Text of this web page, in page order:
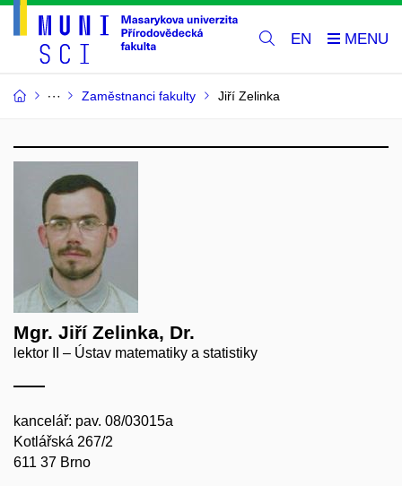
EN
Zaměstnanci fakulty Jiří Zelinka
Mgr. Jiří Zelinka, Dr.
lektor II – Ústav matematiky a statistiky
kancelář: pav. 08/03015a
Kotlářská 267/2
611 37 Brno